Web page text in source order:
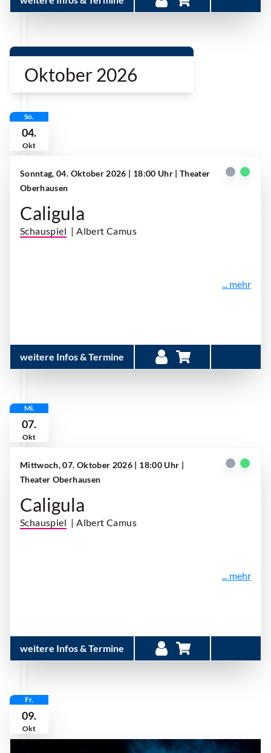
Oktober 2026
So.
04.
Okt
Sonntag, 04. Oktober 2026 | 18:00 Uhr | Theater
Oberhausen
Caligula
Schauspiel | Albert Camus
... mehr
weitere Infos & Termine
Mi.
07.
Okt
Mittwoch, 07. Oktober 2026 | 18:00 Uhr |
Theater Oberhausen
Caligula
Schauspiel | Albert Camus
... mehr
weitere Infos & Termine
Fr.
09.
Okt